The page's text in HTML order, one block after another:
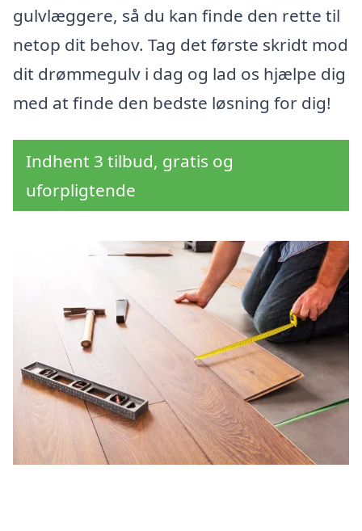
gulvlæggere, så du kan finde den rette til
netop dit behov. Tag det første skridt mod
dit drømmegulv i dag og lad os hjælpe dig
med at finde den bedste løsning for dig!
Indhent 3 tilbud, gratis og
uforpligtende